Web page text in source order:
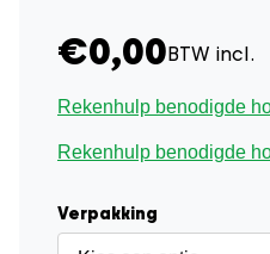
€0,00BTW incl.
Rekenhulp benodigde
Rekenhulp benodigde
Verpakking